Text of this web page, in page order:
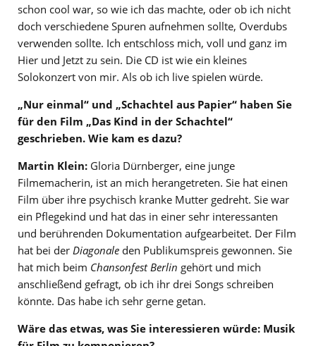
schon cool war, so wie ich das machte, oder ob ich nicht
doch verschiedene Spuren aufnehmen sollte, Overdubs
verwenden sollte. Ich entschloss mich, voll und ganz im
Hier und Jetzt zu sein. Die CD ist wie ein kleines
Solokonzert von mir. Als ob ich live spielen würde.
„Nur einmal“ und „Schachtel aus Papier“ haben Sie
für den Film „Das Kind in der Schachtel“
geschrieben. Wie kam es dazu?
Martin Klein: Gloria Dürnberger, eine junge
Filmemacherin, ist an mich herangetreten. Sie hat einen
Film über ihre psychisch kranke Mutter gedreht. Sie war
ein Pflegekind und hat das in einer sehr interessanten
und berührenden Dokumentation aufgearbeitet. Der Film
hat bei der Diagonale den Publikumspreis gewonnen. Sie
hat mich beim Chansonfest Berlin gehört und mich
anschließend gefragt, ob ich ihr drei Songs schreiben
könnte. Das habe ich sehr gerne getan.
Wäre das etwas, was Sie interessieren würde: Musik